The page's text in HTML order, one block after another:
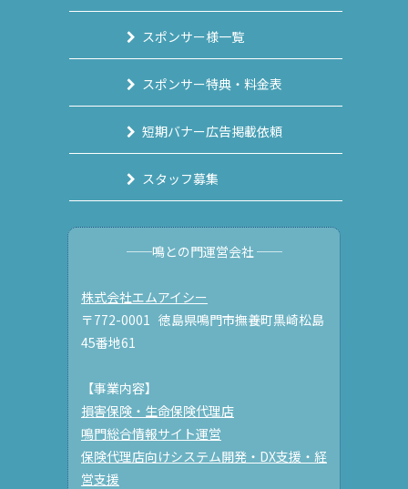
スポンサー様一覧
スポンサー特典・料金表
短期バナー広告掲載依頼
スタッフ募集
──鳴との門運営会社 ──
株式会社エムアイシー
〒772-0001 徳島県鳴門市撫養町黒崎松島
45番地61
【事業内容】
損害保険・生命保険代理店
鳴門総合情報サイト運営
保険代理店向けシステム開発・DX支援・経
営支援